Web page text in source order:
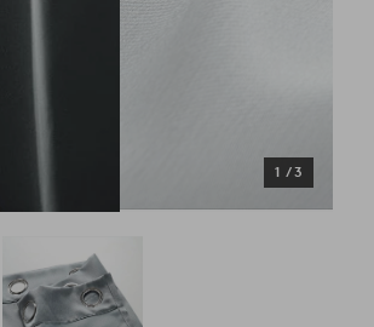
1 /3